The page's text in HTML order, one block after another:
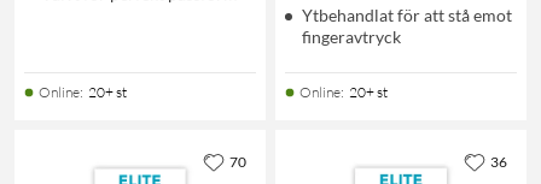
Online: 20+ st
Ytbehandlat för att stå emot
fingeravtryck
Online: 20+ st
70 36